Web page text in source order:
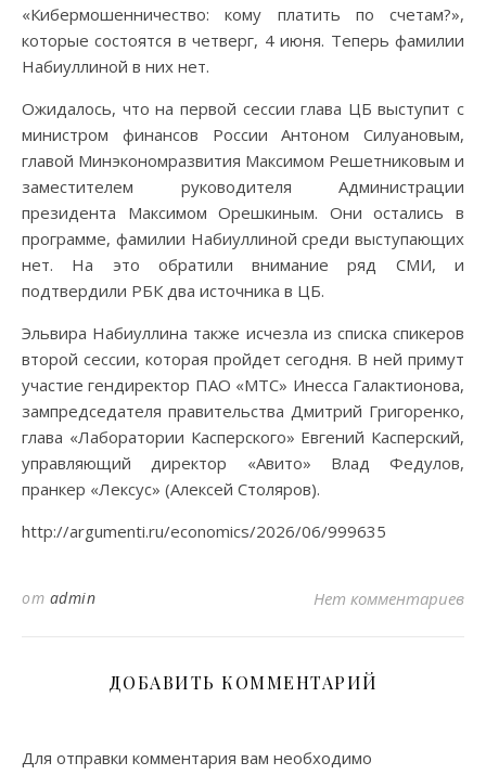
«Кибермошенничество: кому платить по счетам?»,
которые состоятся в четверг, 4 июня. Теперь фамилии
Набиуллиной в них нет.
Ожидалось, что на первой сессии глава ЦБ выступит с
министром финансов России Антоном Силуановым,
главой Минэкономразвития Максимом Решетниковым и
заместителем руководителя Администрации
президента Максимом Орешкиным. Они остались в
программе, фамилии Набиуллиной среди выступающих
нет. На это обратили внимание ряд СМИ, и
подтвердили РБК два источника в ЦБ.
Эльвира Набиуллина также исчезла из списка спикеров
второй сессии, которая пройдет сегодня. В ней примут
участие гендиректор ПАО «МТС» Инесса Галактионова,
зампредседателя правительства Дмитрий Григоренко,
глава «Лаборатории Касперского» Евгений Касперский,
управляющий директор «Авито» Влад Федулов,
пранкер «Лексус» (Алексей Столяров).
http://argumenti.ru/economics/2026/06/999635
от admin Нет комментариев
ДОБАВИТЬ КОММЕНТАРИЙ
Для отправки комментария вам необходимо